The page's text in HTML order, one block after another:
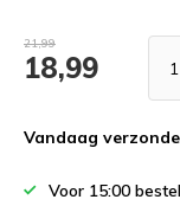
21,99
18,99
Vandaag
Voor 15:00